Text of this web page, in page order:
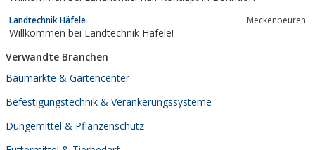
Landtechnik Häfele Meckenbeuren
Willkommen bei Landtechnik Häfele!
Verwandte Branchen
Baumärkte & Gartencenter
Befestigungstechnik & Verankerungssysteme
Düngemittel & Pflanzenschutz